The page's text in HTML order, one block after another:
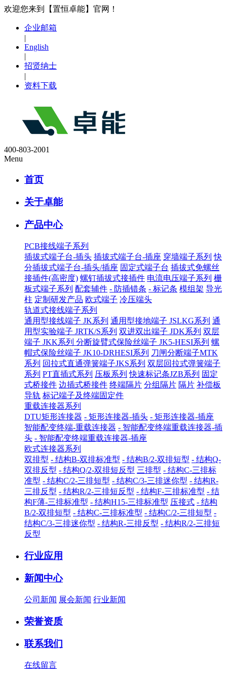
欢迎您来到【置恒卓能】官网！
企业邮箱
|
English
|
招贤纳士
|
资料下载
400-803-2001
Menu
首页
关于卓能
产品中心
PCB接线端子系列
插拔式端子台-插头 插拔式端子台-插座 穿墙端子系列 快
分插拔式端子台-插头/插座 固定式端子台 插拔式免螺丝
接插件(高密度) 螺钉插拔式接插件 电流电压端子系列 栅
板式端子系列 配套辅件 - 防插错条 - 标记条 模组架 导光
柱 定制研发产品 欧式端子 冷压端头
轨道式接线端子系列
通用型接线端子 JK系列 通用型接地端子 JSLKG系列 通
用型实验端子 JRTK/S系列 双进双出端子 JDK系列 双层
端子 JKK系列 分断旋臂式保险丝端子 JK5-HESI系列 螺
帽式保险丝端子 JK10-DRHESI系列 刀闸分断端子MTK
系列 回拉式直通弹簧端子JKS系列 双层回拉式弹簧端子
系列 PT直插式系列 压板系列 快速标记条JZB系列 固定
式桥接件 边插式桥接件 终端隔片 分组隔片 隔片 补偿板
导轨 标记端子及终端固定件
重载连接器系列
DTU矩形连接器 - 矩形连接器-插头 - 矩形连接器-插座
智能配变终端-重载连接器 - 智能配变终端重载连接器-插
头 - 智能配变终端重载连接器-插座
欧式连接器系列
双排型 - 结构B-双排标准型 - 结构B/2-双排短型 - 结构Q-
双排反型 - 结构Q/2-双排短反型 三排型 - 结构C-三排标
准型 - 结构C/2-三排短型 - 结构C/3-三排迷你型 - 结构R-
三排反型 - 结构R/2-三排短反型 - 结构F-三排标准型 - 结
构F薄-三排标准型 - 结构H15-三排标准型 压接式 - 结构
B/2-双排短型 - 结构C-三排标准型 - 结构C/2-三排短型 -
结构C/3-三排迷你型 - 结构R-三排反型 - 结构R/2-三排短
反型
行业应用
新闻中心
公司新闻 展会新闻 行业新闻
荣誉资质
联系我们
在线留言